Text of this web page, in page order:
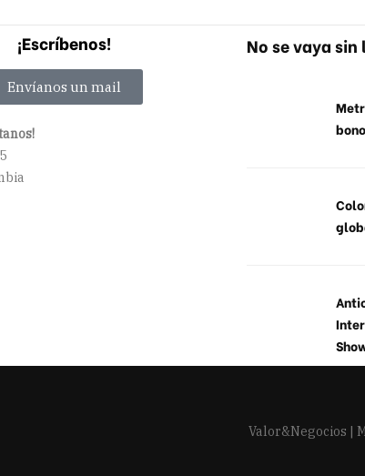
¡Escríbenos!
Envíanos un mail
No se vaya